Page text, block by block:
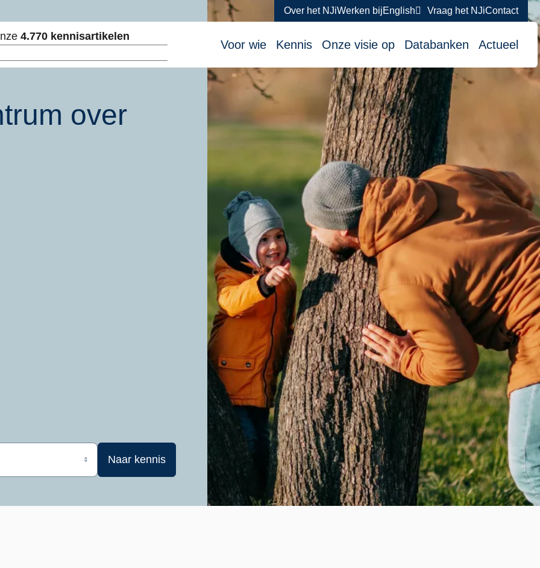
Over het NJiWerken bijEnglish Vraag het NJiContact
Voor wie Kennis Onze visie op Databanken Actueel
4.770 kennisartikelen
over
Naar kennis